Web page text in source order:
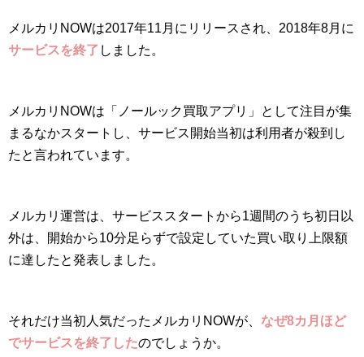
メルカリNOWは2017年11月にリリースされ、2018年8月に
サービスを終了 しました。
メルカリNOWは「ノールック買取アプリ」として注目が集
まるなかスタートし、サービス開始当初は利用者が殺到し
たと言われています。
メルカリ運営は、サービススタートから1週間のうち初日以
外は、開始から10分足らずで設定していた買い取り上限額
に達したと発表しました。
それだけ当初人気だったメルカリNOWが、 なぜ8カ月ほど
でサービスを終了したのでしょうか。